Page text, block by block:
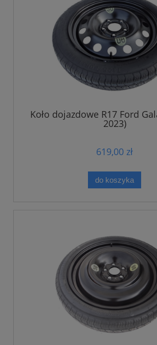
Koło dojazdowe R17 Ford
2023)
619,00 zł
do koszyka